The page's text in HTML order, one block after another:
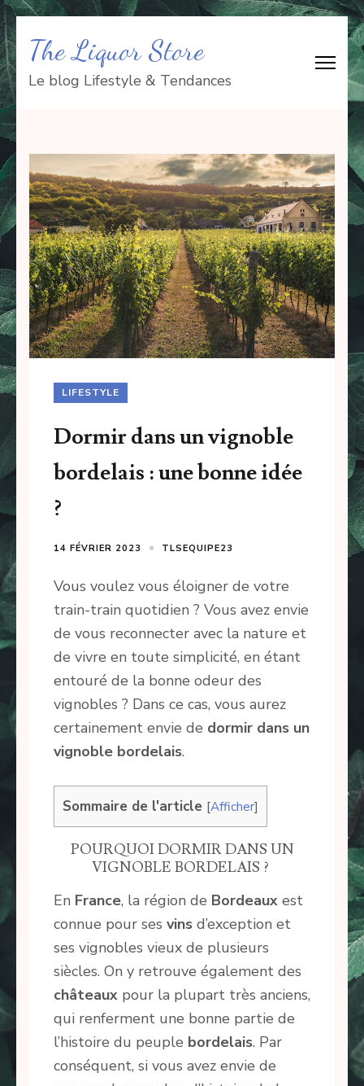
Aller
au
contenu
(Pressez
Entrée)
The Liquor Store
Le blog Lifestyle & Tendances
LIFESTYLE
Dormir dans un vignoble
bordelais : une bonne idée
?
14 FÉVRIER 2023 TLSEQUIPE23
Vous voulez vous éloigner de votre
train-train quotidien ? Vous avez envie
de vous reconnecter avec la nature et
de vivre en toute simplicité, en étant
entouré de la bonne odeur des
vignobles ? Dans ce cas, vous aurez
certainement envie de dormir dans un
vignoble bordelais.
Sommaire de l'article [Afficher]
POURQUOI DORMIR DANS UN
VIGNOBLE BORDELAIS ?
En France, la région de Bordeaux est
connue pour ses vins d’exception et
ses vignobles vieux de plusieurs
siècles. On y retrouve également des
châteaux pour la plupart très anciens,
qui renferment une bonne partie de
l’histoire du peuple bordelais. Par
conséquent, si vous avez envie de